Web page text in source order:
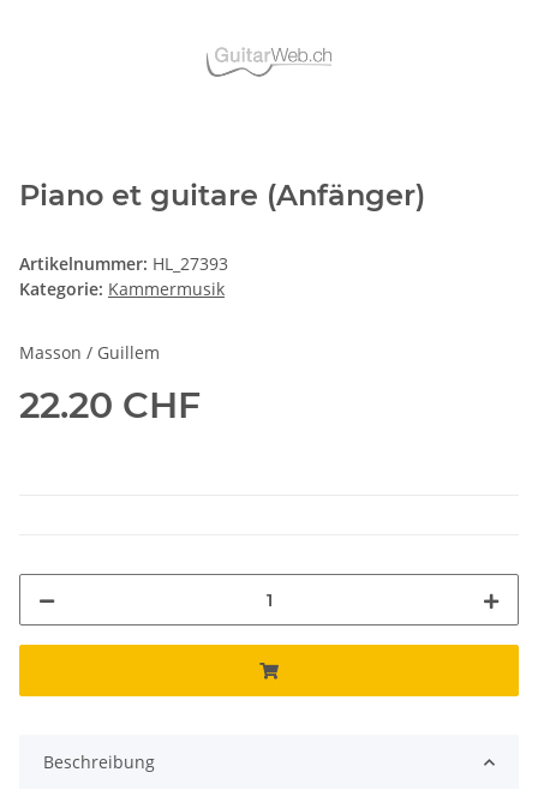
Piano et guitare (Anfänger)
Artikelnummer: HL_27393
Kategorie: Kammermusik
Masson / Guillem
22.20 CHF
Beschreibung